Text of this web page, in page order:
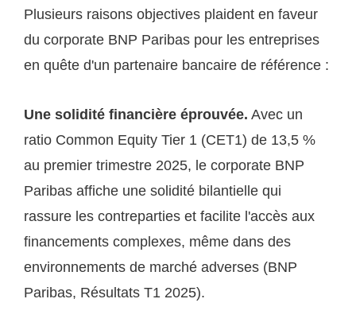
Plusieurs raisons objectives plaident en faveur
du corporate BNP Paribas pour les entreprises
en quête d'un partenaire bancaire de référence :
Une solidité financière éprouvée. Avec un
ratio Common Equity Tier 1 (CET1) de 13,5 %
au premier trimestre 2025, le corporate BNP
Paribas affiche une solidité bilantielle qui
rassure les contreparties et facilite l'accès aux
financements complexes, même dans des
environnements de marché adverses (BNP
Paribas, Résultats T1 2025).